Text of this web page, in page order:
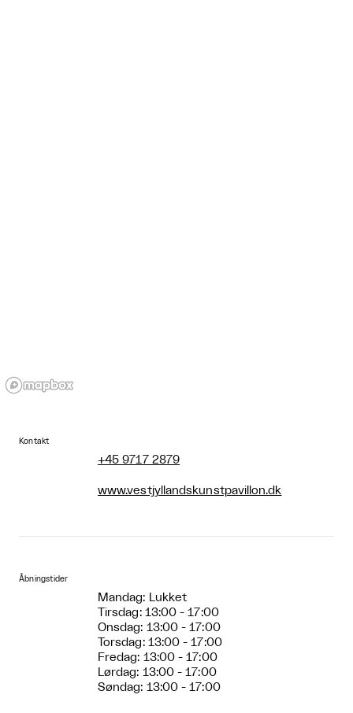
Kontakt
+45 9717 2879
www.vestjyllandskunstpavillon.dk
Åbningstider
Mandag: Lukket
Tirsdag: 13:00 - 17:00
Onsdag: 13:00 - 17:00
Torsdag: 13:00 - 17:00
Fredag: 13:00 - 17:00
Lørdag: 13:00 - 17:00
Søndag: 13:00 - 17:00